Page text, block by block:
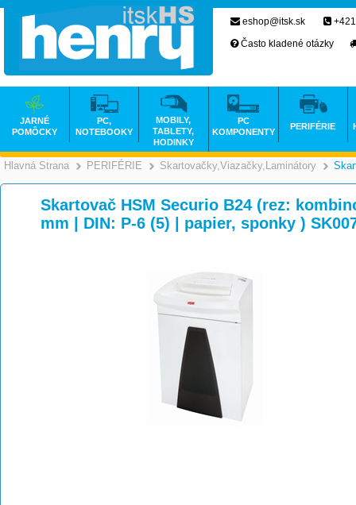
Hlavná Strana >
PERIFÉRIE >
Skartovačky,Viazačky,Laminátory
Skartovač HSM Securio B24 (rez:
mm | DIN: P-6 (5) | papier, sponky )
eshop@itsk.sk
Často kladené otázky
JARNÉ
POMÔCKY
PC,
NOTEBOOKY
MOBILY,
TABLETY,
HODINKY
PC
KOMPONENTY
PERIFÉRIE